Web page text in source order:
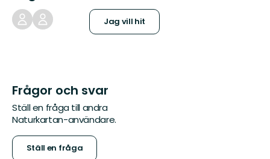
Jag vill hit
Frågor och svar
Ställ en fråga till andra
Naturkartan-användare.
Ställ en fråga